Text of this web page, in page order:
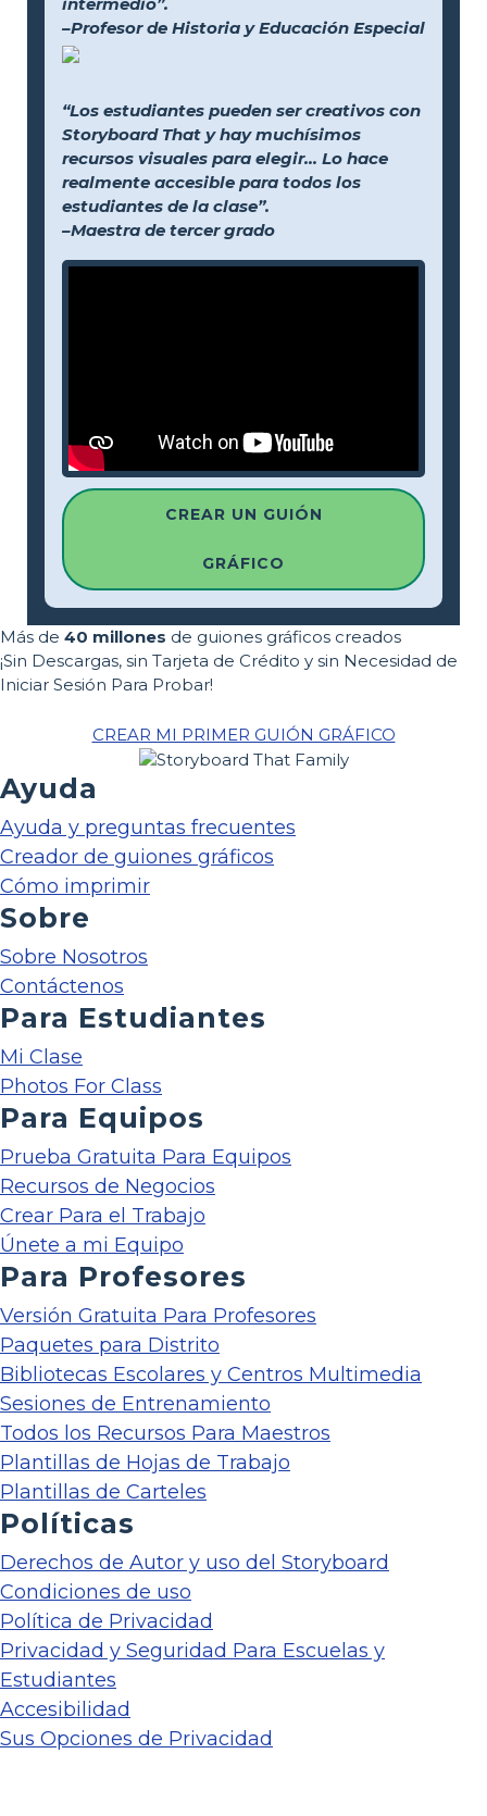
intermedio”.
–Profesor de Historia y Educación Especial
“Los estudiantes pueden ser creativos con
Storyboard That y hay muchísimos
recursos visuales para elegir... Lo hace
realmente accesible para todos los
estudiantes de la clase”.
–Maestra de tercer grado
CREAR UN GUIÓN
GRÁFICO
Más de 40 millones de guiones gráficos creados
¡Sin Descargas, sin Tarjeta de Crédito y sin Necesidad de
Iniciar Sesión Para Probar!
CREAR MI PRIMER GUIÓN GRÁFICO
Ayuda
Ayuda y preguntas frecuentes
Creador de guiones gráficos
Cómo imprimir
Sobre
Sobre Nosotros
Contáctenos
Para Estudiantes
Mi Clase
Photos For Class
Para Equipos
Prueba Gratuita Para Equipos
Recursos de Negocios
Crear Para el Trabajo
Únete a mi Equipo
Para Profesores
Versión Gratuita Para Profesores
Paquetes para Distrito
Bibliotecas Escolares y Centros Multimedia
Sesiones de Entrenamiento
Todos los Recursos Para Maestros
Plantillas de Hojas de Trabajo
Plantillas de Carteles
Políticas
Derechos de Autor y uso del Storyboard
Condiciones de uso
Política de Privacidad
Privacidad y Seguridad Para Escuelas y
Estudiantes
Accesibilidad
Sus Opciones de Privacidad